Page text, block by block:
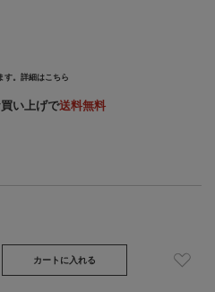
。 詳細はこちら
い上げで送料無料
カートに入れる